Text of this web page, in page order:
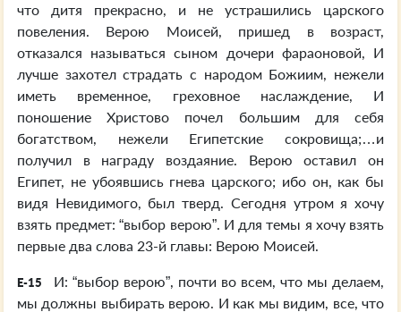
что дитя прекрасно, и не устрашились царского
повеления. Верою Моисей, пришед в возраст,
отказался называться сыном дочери фараоновой, И
лучше захотел страдать с народом Божиим, нежели
иметь временное, греховное наслаждение, И
поношение Христово почел большим для себя
богатством, нежели Египетские сокровища;…и
получил в награду воздаяние. Верою оставил он
Египет, не убоявшись гнева царского; ибо он, как бы
видя Невидимого, был тверд. Сегодня утром я хочу
взять предмет: “выбор верою”. И для темы я хочу взять
первые два слова 23-й главы: Верою Моисей.
E-15
И: “выбор верою”, почти во всем, что мы делаем,
мы должны выбирать верою. И как мы видим, все, что